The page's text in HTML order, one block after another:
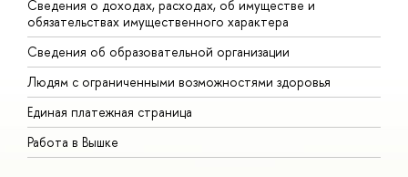
Сведения о доходах, расходах, об имуществе и
обязательствах имущественного характера
Сведения об образовательной организации
Людям с ограниченными возможностями здоровья
Единая платежная страница
Работа в Вышке